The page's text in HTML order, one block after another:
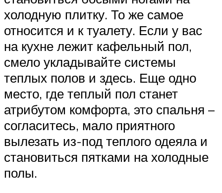
холодную плитку. То же самое
относится и к туалету. Если у вас
на кухне лежит кафельный пол,
смело укладывайте системы
теплых полов и здесь. Еще одно
место, где теплый пол станет
атрибутом комфорта, это спальня –
согласитесь, мало приятного
вылезать из-под теплого одеяла и
становиться пятками на холодные
полы.